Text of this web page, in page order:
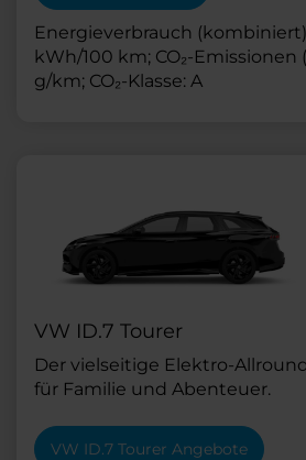
Energieverbrauch (kombiniert):
kWh/100 km; CO₂-
g/km; CO₂-Klasse: A
VW ID.7 Tourer
Der vielseitige Elektro-
für Familie und Abenteuer.
VW ID.7 Tourer Angebote